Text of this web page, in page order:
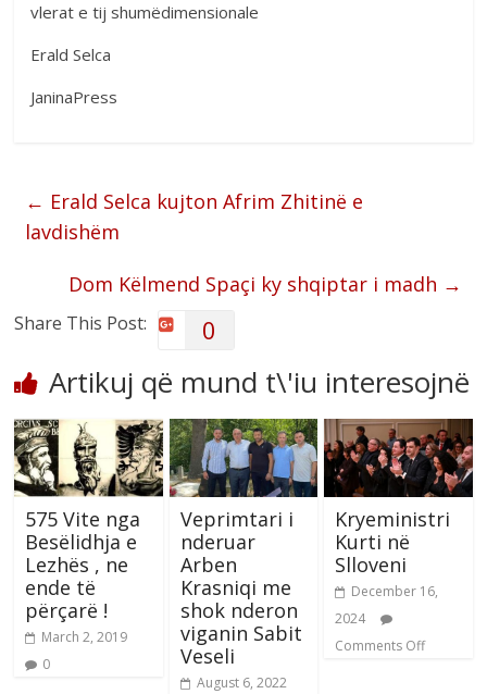
vlerat e tij shumëdimensionale
Erald Selca
JaninaPress
← Erald Selca kujton Afrim Zhitinë e
lavdishëm
Dom Këlmend Spaçi ky shqiptar i madh →
Share This Post: 0
Artikuj që mund t\'iu interesojnë
575 Vite nga
Besëlidhja e
Lezhës , ne
ende të
përçarë !
March 2, 2019
0
Veprimtari i
nderuar
Arben
Krasniqi me
shok nderon
viganin Sabit
Veseli
August 6, 2022
Kryeministri
Kurti në
Slloveni
December 16,
2024
Comments Off